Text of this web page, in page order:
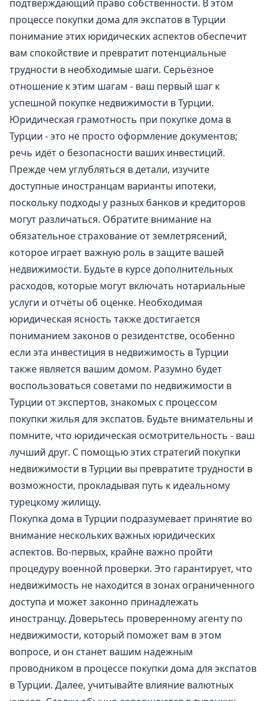
подтверждающий право собственности. В этом
процессе покупки дома для экспатов в Турции
понимание этих юридических аспектов обеспечит
вам спокойствие и превратит потенциальные
трудности в необходимые шаги. Серьёзное
отношение к этим шагам - ваш первый шаг к
успешной покупке недвижимости в Турции.
Юридическая грамотность при покупке дома в
Турции - это не просто оформление документов;
речь идёт о безопасности ваших инвестиций.
Прежде чем углубляться в детали, изучите
доступные иностранцам варианты ипотеки,
поскольку подходы у разных банков и кредиторов
могут различаться. Обратите внимание на
обязательное страхование от землетрясений,
которое играет важную роль в защите вашей
недвижимости. Будьте в курсе дополнительных
расходов, которые могут включать нотариальные
услуги и отчёты об оценке. Необходимая
юридическая ясность также достигается
пониманием законов о резидентстве, особенно
если эта инвестиция в недвижимость в Турции
также является вашим домом. Разумно будет
воспользоваться советами по недвижимости в
Турции от экспертов, знакомых с процессом
покупки жилья для экспатов. Будьте внимательны и
помните, что юридическая осмотрительность - ваш
лучший друг. С помощью этих стратегий покупки
недвижимости в Турции вы превратите трудности в
возможности, прокладывая путь к идеальному
турецкому жилищу.
Покупка дома в Турции подразумевает принятие во
внимание нескольких важных юридических
аспектов. Во-первых, крайне важно пройти
процедуру военной проверки. Это гарантирует, что
недвижимость не находится в зонах ограниченного
доступа и может законно принадлежать
иностранцу. Доверьтесь проверенному агенту по
недвижимости, который поможет вам в этом
вопросе, и он станет вашим надежным
проводником в процессе покупки дома для экспатов
в Турции. Далее, учитывайте влияние валютных